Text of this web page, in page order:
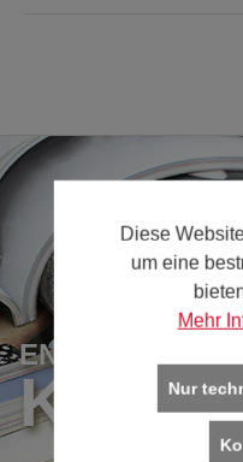
ENTDECKEN
Diese
um eine
Mehr
Nur